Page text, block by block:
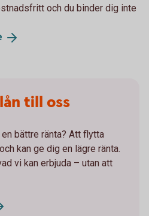
och du binder dig inte
till oss
bättre ränta? Att flytta
kan ge dig en lägre ränta.
vi kan erbjuda – utan att